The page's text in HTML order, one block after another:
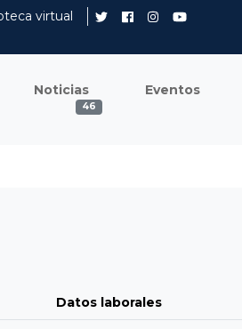
virtual
Noticias
46
Eventos
Datos laborales